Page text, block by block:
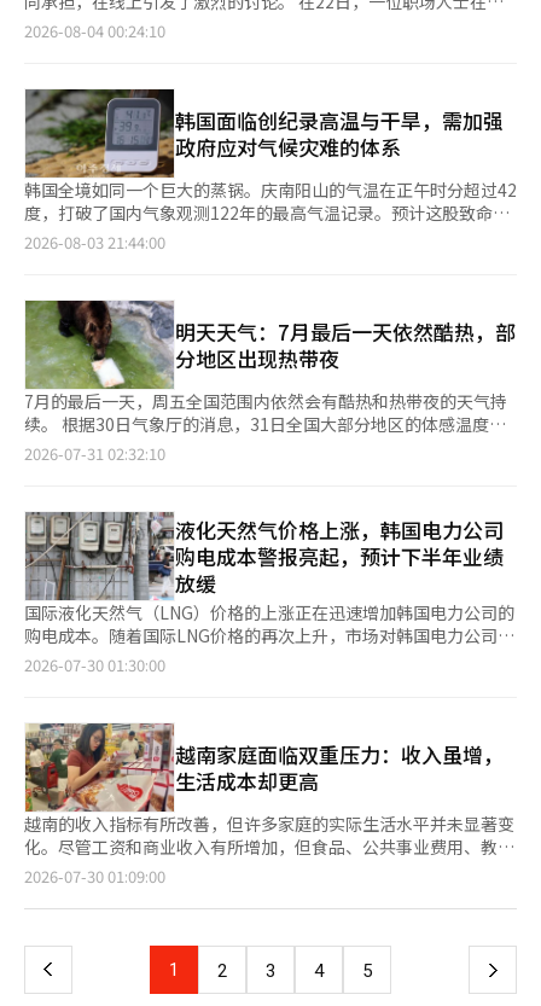
翻译与编辑。
区建设四座新工厂。对此，金部长表示：“半导体工厂无法使用可
再生能源的说法是虚构的”，并表示将扩大风能和太阳能等可再生
政策的一部分，计划在远离首都圈的地区实施电价差异化政策，以
降低电价。金部长指出：“由于前任政府的工业用电费上涨，导致
与中国的竞争力下降”，并表示正在考虑相关电价的降低。
浴或洗澡。利用湿布、喷雾或湿轻衣物来降温也有帮助。 此外，
定期饮水也很重要。WHO建议每小时饮用一杯水，确保每天至少
的车辆内。 停放的车辆内部温度可能迅速升高，因此儿童和动物
即使短暂也绝不能被遗弃。在气温最高的时段，应避免儿童直接暴
露在阳光下，尽量待在阴凉处或室内。 避免用干布覆盖婴儿车，
因为这可能会提高内部温度，建议使用薄湿布并在需要时重新浸湿
以降低温度。使用便携式风扇可以增强降温效果。 根据疾病控制
中心的数据，从今年5月15日至8月3日，热相关疾病监测系统记录
的患者累计达到2221人，死亡人数为19人。疾病控制中心表示，
出现头痛、眩晕、肌肉痉挛、疲劳、意识模糊等症状时，应怀疑为
度。” 也有声音担心电费和降温差距。网友们指出：“没有空调
的家庭或小房间的居民，关掉风扇后该用什么来忍受呢？”，“不
仅要强调个人生活规则，还应扩大避暑场所的开放时间”，“如果
热浪是一种灾难，那么也应讨论对弱势群体的降温费用支持。”
另一方面，也有观点认为刺激性的标题可能引发混乱。“外部气温
达到40度并不意味着所有家庭都要关掉风扇”，“在空调降低室内
温度后使用风扇是有帮助的”，“说风扇危险不如说不要仅依靠风
使用场所、室内温度、湿度及降温情况。 最终，“超过40度风扇
可能成为危险”的警告并不是对风扇本身的恐惧。在极端高温环境
下，连熟悉的降温方式也可能失去效果，因此应理解为需要结合多
种措施，如转移到降温空间、补充水分和直接降温等。※ 本报道
经人工智能（AI）系统翻译与编辑。
LG电子和三星电子也通过官方渠道建议使用送风或自动干燥功能
来干燥空调内部，此时的耗电量相当于一台电风扇的水平。 如果
或污垢，建议进行专业拆解清洗。 一位网友表示：“虽然建议送
风1小时，但在特别潮湿的日子里不容易干燥，所以建议送风2小
时。可以把它想象成晾衣服。” 他还提到：“我使用的是自动干
燥的型号，时间短，所以每次都设置关闭预约时间。通常在晚上睡
觉前将室内温度调低，关闭所有门，只有空调所在的窗户打开，送
风1到2小时。送风关闭后再关窗，意外地不会让热空气进入，重新
打开所有门后，房间里的凉爽空气会适当混合，依然很凉爽。”
不过，他也提醒：“但如果关闭窗户送风，空调的异味会在室内循
智能（AI）系统翻译与编辑。
名社区发布了题为“没有孩子的家庭为什么要为游乐场的维护费用
的家庭承担。 A的观点强调了在公寓管理费不断增加的情况下，实
际使用设施的人应承担费用的“受益者负担原则”。帖子被分享
后，争论的范围扩大到了公寓内其他公共设施的运营费用，包括健
身房、高尔夫练习场、老年活动中心和自习室等。 一些网友对此
表示赞同。一位网友评论道：“屏幕高尔夫和健身房都向使用者收
取额外费用，为什么游乐场就必须由所有家庭共同承担？” 另一
位网友指出：“管理费明细中包含了很多未使用设施的运营费用，
单凭是公共设施就无标准地分摊费用也是问题。” 还有声音认
现实。与过去大多数家庭都有孩子的情况不同，家庭生活方式多样
化，因此管理费的征收标准也需要更细化。 一些网友表示：“没
有孩子的家庭可能一辈子都不会使用游乐场”，“如果只有少数人
使用的设施，可以讨论增加使用者的负担”，“这并不是一个无条
件自私的主张。” 还有人提出，像接驳巴士站、老年休息室、老
年活动中心和居民运动设施等特定家庭主要使用的设施也应适用同
样的标准。需要公开各设施的维护费用，并由使用家庭和所有家庭
共同承担费用。 然而，整体在线反应对A的主张持批评态度。因为
的公寓公共设施。 网友们表示：“游乐场也是公寓小区共同购买
的资产”，“仅仅因为不使用就不承担管理责任是不合理
的”，“住在共同住宅中，所有必要的公共费用都很难按个人分
摊。” 如果完全按照A的逻辑，住在低层的居民是否可以少交电梯
电费，拥有车辆的家庭是否可以不交地下停车场的维护费呢？对此
的反驳也接踵而至。 网友们指出：“一楼的居民几乎不使用电
梯，是否应该从维修费中排除？”“没有车的家庭是否可以不交停
车场的照明和通风费用？”“没有自行车的居民是否应该要求减免
始根据实际使用次数计算公共设施费用，管理费的计算将变得过于
复杂。 一位网友尖锐地指出：“这样说来，晚上不外出的人就不
需要支付小区照明的电费。”另一位网友则表示：“如果觉得费用
太贵，成年人也可以偶尔去玩秋千。” 许多人认为，游乐场对整
个小区的居住环境和价值有影响。即使没有孩子的居民不直接使用
游乐场，安全管理良好的游乐场和宜人的绿化也能对公寓形象和房
价产生积极影响。 网友们指出：“如果游乐场设施老化且被闲
孩子，未来的买家可能是有孩子的家庭。” 由于游乐设施是儿童
使用的设施，安全问题不应由个人选择来决定。若游乐设施生锈或
地面破损，可能导致事故，因此无论是否使用，社区都应承担安全
2026-08-04 00:24:10
韩国面临创纪录高温与干旱，需加强
政府应对气候灾难的体系
韩国全境如同一个巨大的蒸锅。庆南阳山的气温在正午时分超过42
度，打破了国内气象观测122年的最高气温记录。预计这股致命的
高温势头在短期内不会减弱。随着高温的持续，民众的生命安全受
不再是单纯的自然现象，而是严重影响国家功能和社会基础的社会
灾难和气候灾难，亟需国家层面的全力应对。受灾情况已经超过了
临界点。中暑患者数量激增，各大急救室中中暑和热衰竭的患者络
绎不绝，户外劳动者和老年人等弱势群体的生命面临严重威胁。农
业和水产养殖领域的情况也十分严峻。全国各地的养殖场中，数十
万只鸡和猪等家畜相继死亡，南海和西海的养殖场因水温上升而出
现鱼类集体死亡，第一产业的基础正在崩溃。此外，干旱加剧了农
作物的枯萎现象，甚至威胁到民众的餐桌物价。电力需求也创下历
人担忧。为应对这一紧急情况，中央政府与地方政府之间需要建立
有机且具体的全力应对机制。最重要的是，必须建立国家层面的协
作应对体系。应立即启动以行政安全部为核心，卫生福利部、产业
通商部、农林畜产食品部、海洋水产部等相关部门参与的跨部门气
候灾难特别应对小组。应避免部门间的推诿，必要时应提前拨付灾
难安全特别拨款，以提高地方政府的现场应对能力。地方政府应建
立以现场为中心的应急体系。应扩大洒水车的动员，延长酷暑避暑
点的24小时运营，支持农户和养殖场的紧急供水等即时的现场贴近
加细致和具体。对于独居老人、无家可归者、残疾人等高风险家
庭，应通过社会工作者、社区负责人和专职照护人员进行一对一匹
配，直接确认其每日健康状况，强化“贴身照护服务”。此外，为
了帮助因电费负担而无法开启空调的能源弱势群体，应大幅扩大能
源补贴的金额和对象，并在高温期间实施临时电费减免措施。对于
建筑工地和户外劳动者，应确保“高温作业停止权”得到切实保
障，严格监督现场管理。我们所面临的气候变化不再是遥远未来的
警告，而是眼前迫在眉睫的国家灾害。气候危机时代的气象灾难将
前瞻性和强有力的行政及财政支持体系。错失的支持只会加剧灾
难。为了保护民众的生命和社会资产，必须毫不犹豫地进行全方位
的行政和财政投资。
2026-08-03 21:44:00
明天天气：7月最后一天依然酷热，部
分地区出现热带夜
7月的最后一天，周五全国范围内依然会有酷热和热带夜的天气持
续。 根据30日气象厅的消息，31日全国大部分地区的体感温度将
因北太平洋高气压的影响，持续有高温潮湿的空气涌入，预计将升
为首尔34度，光州35度，大邱和釜山37度。 特别是庆南阳山的气
温将升高至39度，酷热天气将达到极端。 夜间热量不会散去，预
计首尔、釜山等全国各地的最低气温将超过25度，出现热带夜现
象。 天空在中部地区偶尔有云，南部地区和济州岛则大致晴朗，
阳光强烈。 清晨到早上，西海岸和部分内陆地区将出现能见度不
足1公里的雾，需注意上班路上的交通安全。 由于海水位在涨潮
期，需做好防范，以防海岸低洼地区发生淹水和安全事故。 ※ 本
报道经人工智能（AI）系统翻译与编辑。
2026-07-31 02:32:10
液化天然气价格上涨，韩国电力公司
购电成本警报亮起，预计下半年业绩
放缓
国际液化天然气（LNG）价格的上涨正在迅速增加韩国电力公司的
购电成本。随着国际LNG价格的再次上升，市场对韩国电力公司下
半年业绩和财务结构改善速度放缓的担忧加剧。 ◆7月SMP同比上
平均为每千瓦时132.57韩元，较去年同期的119.96韩元上涨
10.5%，较上月同期的113.67韩元上涨16.6%。上涨趋势在本月下
旬愈加明显。7月以来，日均加权SMP超过140韩元的天数达到了7
天。特别是从27日至29日，分别为141.12韩元、141.26韩元和
140.41韩元，连续三个交易日维持在140韩元以上。SMP的持续高
位将进一步加重韩国电力公司的购电成本。SMP是电力市场上支付
给发电公司的结算金的基准价格。通常情况下，燃料成本最高的
LNG发电机决定价格，因此LNG发电成本的上升将导致SMP和韩国
电力公司的购电成本同时上涨。然而，在实际结算过程中，由于适
不完全一致。发电用天然气费用的近期上涨正在推动SMP的上升。
韩国气体公社向发电公司供应的一般发电用天然气费用截至7月为
2026-07-30 01:30:00
越南家庭面临双重压力：收入虽增，
生活成本却更高
越南的收入指标有所改善，但许多家庭的实际生活水平并未显著变
化。尽管工资和商业收入有所增加，但食品、公共事业费用、教育
费用和贷款偿还负担也在增加，家庭感受到的宽裕程度有限。 根
平调查》，越南人去年的月平均收入为600万越南盾（约33万韩
740万越南盾（约40万7000韩元），增长了6.7%，是农村地区的
1.42倍。 劳动者的收入也呈上升趋势。越南内务部就业局的统计数
2026-07-30 01:09:00
上
页
1 2 3 4 5 下